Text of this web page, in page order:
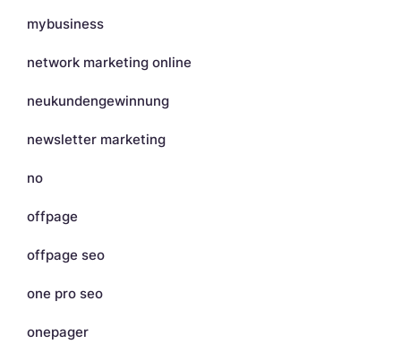
mybusiness
network marketing online
neukundengewinnung
newsletter marketing
no
offpage
offpage seo
one pro seo
onepager